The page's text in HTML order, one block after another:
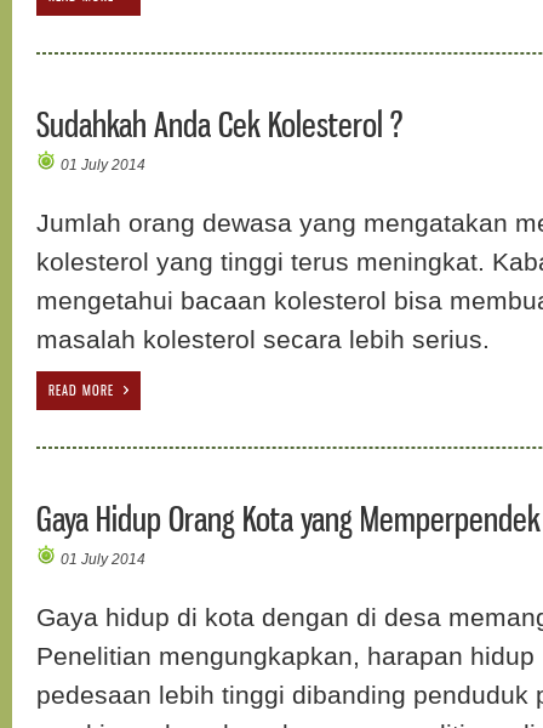
Sudahkah Anda Cek Kolesterol ?
01 July 2014
Jumlah orang dewasa yang mengatakan
kolesterol yang tinggi terus meningkat.
mengetahui bacaan kolesterol bisa
masalah kolesterol secara lebih serius.
READ MORE
Gaya Hidup Orang Kota yang
01 July 2014
Gaya hidup di kota dengan di desa
Penelitian mengungkapkan, harapan hidup
pedesaan lebih tinggi dibanding penduduk